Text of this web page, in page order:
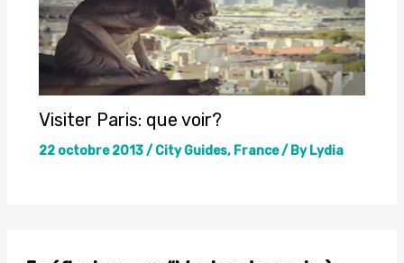
Visiter Paris: que voir?
22 octobre 2013/ City Guides, France/ ByLydia